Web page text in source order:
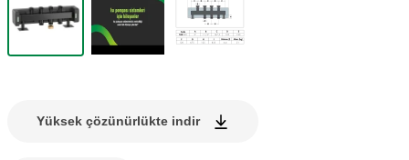
Yüksek çözünürlükte indir